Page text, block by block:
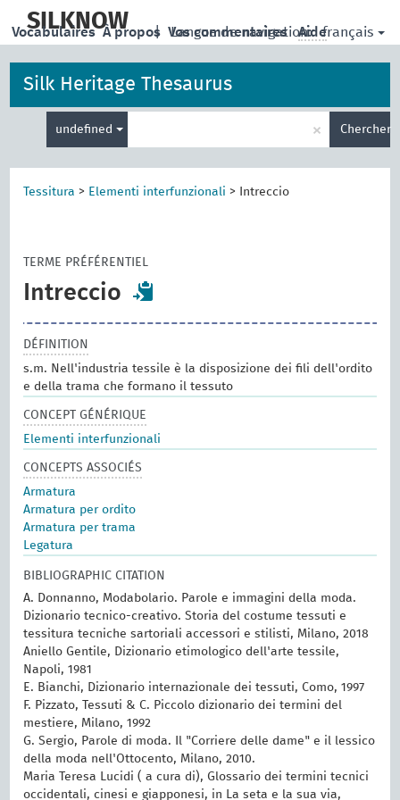
main
SILKNOW | Langue de navigation: français
Vocabulaires À propos Vos commentaires Aide
Silk Heritage Thesaurus
undefined
de
recherche
× Chercher
Tessitura > Elementi interfunzionali > Intreccio
TERME PRÉFÉRENTIEL
Intreccio
DÉFINITION
s.m. Nell'industria tessile è la disposizione dei fili dell'ordito
e della trama che formano il tessuto
CONCEPT GÉNÉRIQUE
Elementi interfunzionali
CONCEPTS ASSOCIÉS
Armatura
Armatura per ordito
Armatura per trama
Legatura
BIBLIOGRAPHIC CITATION
A. Donnanno, Modabolario. Parole e immagini della moda.
Dizionario tecnico-creativo. Storia del costume tessuti e
tessitura tecniche sartoriali accessori e stilisti, Milano, 2018
Aniello Gentile, Dizionario etimologico dell'arte tessile,
Napoli, 1981
E. Bianchi, Dizionario internazionale dei tessuti, Como, 1997
F. Pizzato, Tessuti & C. Piccolo dizionario dei termini del
mestiere, Milano, 1992
G. Sergio, Parole di moda. Il "Corriere delle dame" e il lessico
della moda nell'Ottocento, Milano, 2010.
Maria Teresa Lucidi ( a cura di), Glossario dei termini tecnici
occidentali, cinesi e giapponesi, in La seta e la sua via,